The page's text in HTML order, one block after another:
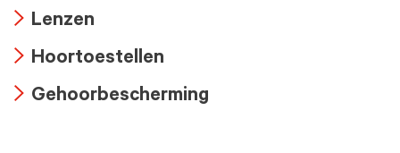
icon
icon
Lenzen
icon
Hoortoestellen
Gehoorbescherming